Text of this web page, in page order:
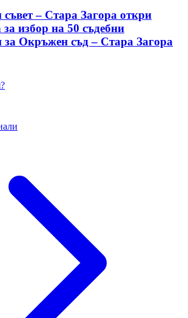
– Стара Загора откри
избор на 50 съдебни
за Окръжен съд – Стара Загора